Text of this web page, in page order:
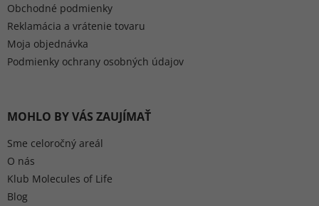
Obchodné podmienky
Reklamácia a vrátenie tovaru
Moja objednávka
Podmienky ochrany osobných údajov
MOHLO BY VÁS ZAUJÍMAŤ
Sme celoročný areál
O nás
Klub Molecules of Life
Blog